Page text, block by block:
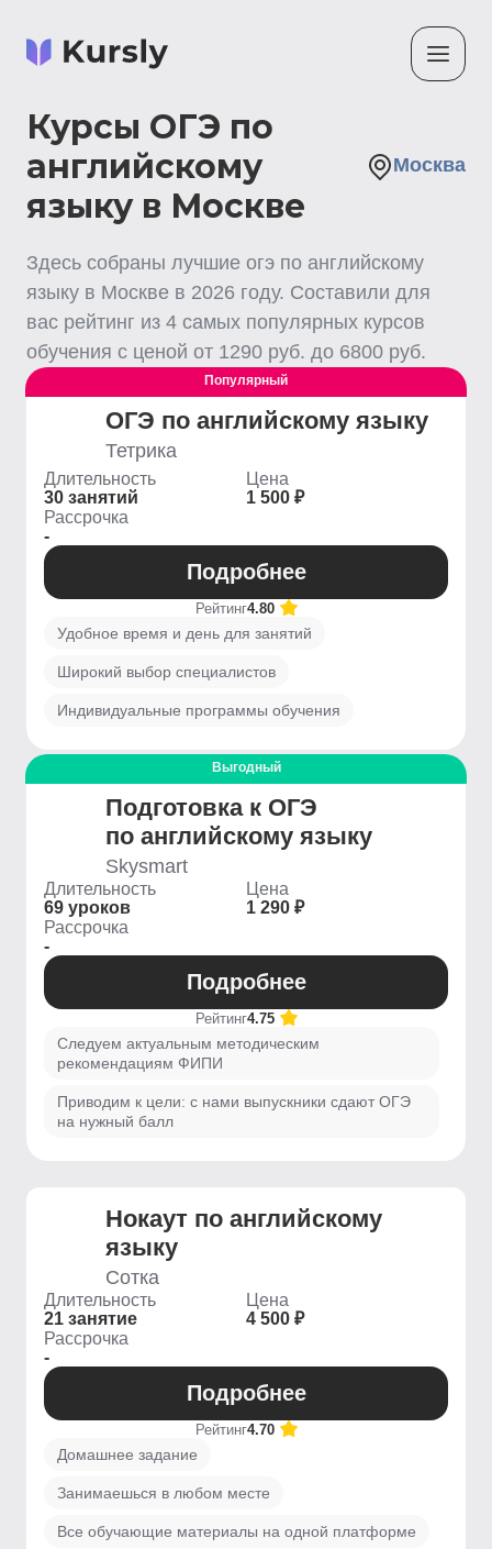
Курсы ОГЭ по
английскому
языку в Москве
Москва
Здесь собраны лучшие огэ по английскому
языку в Москве в 2026 году. Составили для
вас рейтинг из 4 самых популярных курсов
обучения с ценой от 1290 руб. до 6800 руб.
Популярный
ОГЭ по английскому языку
Тетрика
Длительность
30 занятий
Цена
1 500 ₽
Рассрочка
-
Подробнее
Рейтинг4.80
Удобное время и день для занятий
Широкий выбор специалистов
Индивидуальные программы обучения
Выгодный
Подготовка к ОГЭ
по английскому языку
Skysmart
Длительность
69 уроков
Цена
1 290 ₽
Рассрочка
-
Подробнее
Рейтинг4.75
Следуем актуальным методическим
рекомендациям ФИПИ
Приводим к цели: с нами выпускники сдают ОГЭ
на нужный балл
Нокаут по английскому
языку
Сотка
Длительность
21 занятие
Цена
4 500 ₽
Рассрочка
-
Подробнее
Рейтинг4.70
Домашнее задание
Занимаешься в любом месте
Все обучающие материалы на одной платформе